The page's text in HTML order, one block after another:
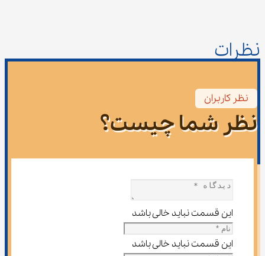
نظرات
نظر کاربران
نظر شما چیست؟
این قسمت نباید خالی باشد
این قسمت نباید خالی باشد